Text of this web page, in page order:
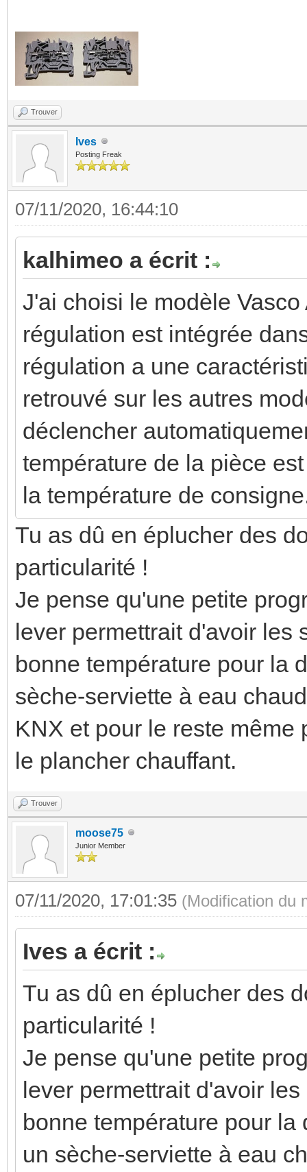
Trouver
Ives
Posting Freak
07/11/2020, 16:44:10
kalhimeo a écrit :
J'ai choisi le modèle
régulation est intégrée
régulation a une
retrouvé sur les autres
déclencher
température de la pièce
la température de
Tu as dû en éplucher des
particularité !
Je pense qu'une petite
lever permettrait d'avoir les
bonne température pour la
sèche-serviette à eau
KNX et pour le reste même
le plancher chauffant.
Trouver
moose75
Junior Member
07/11/2020, 17:01:35 (Modification du
Ives a écrit :
Tu as dû en éplucher des
particularité !
Je pense qu'une petite
lever permettrait d'avoir
bonne température pour
un sèche-serviette à eau